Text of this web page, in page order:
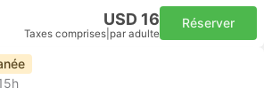
USD 16
Taxes comprises par adulte
Réserver